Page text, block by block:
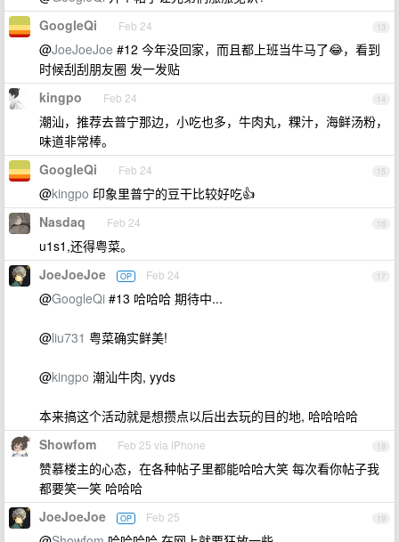
13
GoogleQi Feb 24
@JoeJoeJoe #12 今年没回家，而且都上班当牛马了😂，看到
时候刮刮朋友圈 发一发贴
14
kingpo Feb 24
潮汕，推荐去普宁那边，小吃也多，牛肉丸，粿汁，海鲜汤粉，
味道非常棒。
15
GoogleQi Feb 24
@kingpo 印象里普宁的豆干比较好吃👍
16
Nasdaq Feb 24
u1s1,还得粤菜。
17
JoeJoeJoe OP Feb 24
@GoogleQi #13 哈哈哈 期待中...
@liu731 粤菜确实鲜美!
@kingpo 潮汕牛肉, yyds
本来搞这个活动就是想攒点以后出去玩的目的地, 哈哈哈哈
18
Showfom Feb 25 via iPhone
赞慕楼主的心态，在各种帖子里都能哈哈大笑 每次看你帖子我
都要笑一笑 哈哈哈
19
JoeJoeJoe OP Feb 25